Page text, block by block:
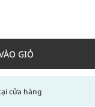
GIỎ
cửa hàng